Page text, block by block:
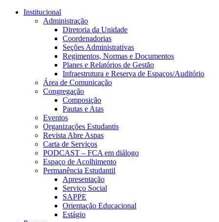
Conteúdo principal
Institucional
Administração
Diretoria da Unidade
Coordenadorias
Seções Administrativas
Regimentos, Normas e Documentos
Planes e Relatórios de Gestão
Infraestrutura e Reserva de Espaços/Auditório
Área de Comunicação
Congregação
Composição
Pautas e Atas
Eventos
Organizações Estudantis
Revista Abre Aspas
Carta de Serviços
PODCAST – FCA em diálogo
Espaço de Acolhimento
Permanência Estudantil
Apresentação
Serviço Social
SAPPE
Orientação Educacional
Estágio